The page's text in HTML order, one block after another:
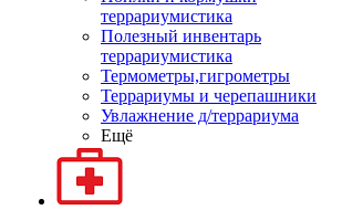
террариумистика
Полезный инвентарь
террариумистика
Термометры,гигрометры
Террариумы и черепашники
Увлажнение д/террариума
Ещё